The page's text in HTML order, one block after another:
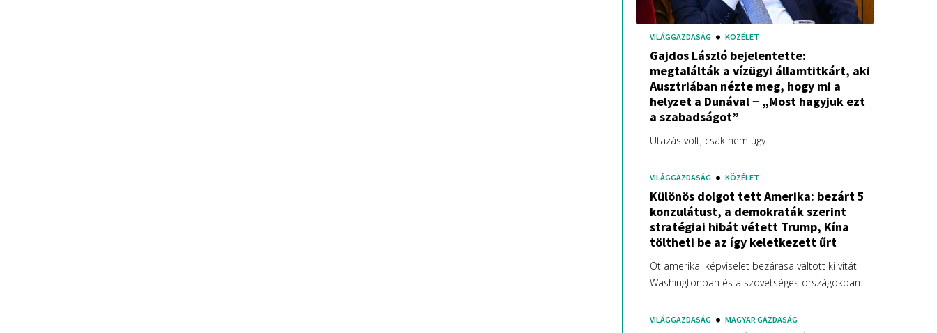
VILÁGGAZDASÁG KÖZÉLET
Gajdos László bejelentette:
megtalálták a vízügyi államtitkárt, aki
Ausztriában nézte meg, hogy mi a
helyzet a Dunával − „Most hagyjuk ezt
a szabadságot”
Utazás volt, csak nem úgy.
VILÁGGAZDASÁG KÖZÉLET
Különös dolgot tett Amerika: bezárt 5
konzulátust, a demokraták szerint
stratégiai hibát vétett Trump, Kína
töltheti be az így keletkezett űrt
Öt amerikai képviselet bezárása váltott ki vitát
Washingtonban és a szövetséges országokban.
VILÁGGAZDASÁG MAGYAR GAZDASÁG